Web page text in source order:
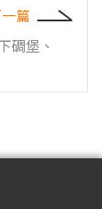
篇
碉堡、